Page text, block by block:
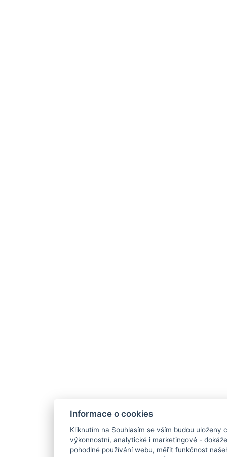
Informace o cookies
Kliknutím na Souhlasím se vším budou uloženy
výkonnostní, analytické i marketingové -
pohodlné používání webu, měřit funkčnost